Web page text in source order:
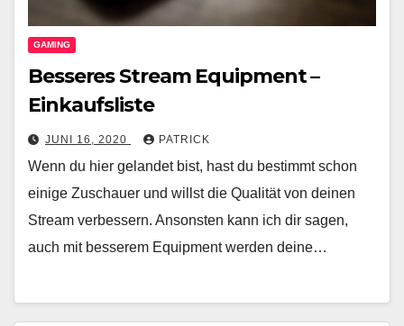
GAMING
Besseres Stream Equipment –
Einkaufsliste
JUNI 16, 2020 PATRICK
Wenn du hier gelandet bist, hast du bestimmt schon
einige Zuschauer und willst die Qualität von deinen
Stream verbessern. Ansonsten kann ich dir sagen,
auch mit besserem Equipment werden deine…